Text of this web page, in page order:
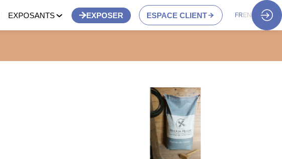
EXPOSANTS EXPOSER ESPACE CLIENT FR EN